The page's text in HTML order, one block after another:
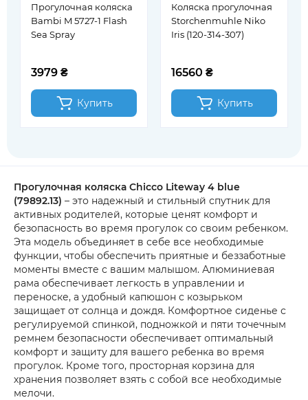
Прогулочная коляска
Bambi M 5727-1 Flash
Sea Spray
3979 ₴
Купить
Коляска прогулочная
Storchenmuhle Niko
Iris (120-314-307)
16560 ₴
Купить
Прогулочная коляска Chicco Liteway 4 blue
(79892.13) – это надежный и стильный спутник для
активных родителей, которые ценят комфорт и
безопасность во время прогулок со своим ребенком.
Эта модель объединяет в себе все необходимые
функции, чтобы обеспечить приятные и беззаботные
моменты вместе с вашим малышом. Алюминиевая
рама обеспечивает легкость в управлении и
переноске, а удобный капюшон с козырьком
защищает от солнца и дождя. Комфортное сиденье с
регулируемой спинкой, подножкой и пяти точечным
ремнем безопасности обеспечивает оптимальный
комфорт и защиту для вашего ребенка во время
прогулок. Кроме того, просторная корзина для
хранения позволяет взять с собой все необходимые
мелочи.